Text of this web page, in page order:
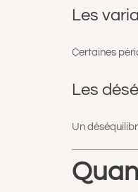
Les
Certaines
Les
Un